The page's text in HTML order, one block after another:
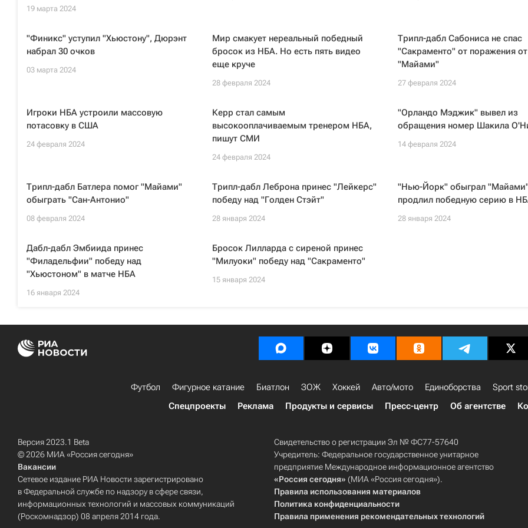
19 марта 2024
"Финикс" уступил "Хьюстону", Дюрэнт
набрал 30 очков
03 марта 2024
Мир смакует нереальный победный
бросок из НБА. Но есть пять видео
еще круче
28 февраля 2024
Трипл-дабл Сабониса не спас
"Сакраменто" от поражения от
"Майами"
27 февраля 2024
Игроки НБА устроили массовую
потасовку в США
24 февраля 2024
Керр стал самым
высокооплачиваемым тренером НБА,
пишут СМИ
24 февраля 2024
"Орландо Мэджик" вывел из
обращения номер Шакила
14 февраля 2024
Трипл-дабл Батлера помог "Майами"
обыграть "Сан-Антонио"
08 февраля 2024
Трипл-дабл Леброна принес "Лейкерс"
победу над "Голден Стэйт"
28 января 2024
"Нью-Йорк" обыграл
продлил победную серию в
28 января 2024
Дабл-дабл Эмбиида принес
"Филадельфии" победу над
"Хьюстоном" в матче НБА
16 января 2024
Бросок Лилларда с сиреной принес
"Милуоки" победу над "Сакраменто"
15 января 2024
Футбол Фигурное катание Биатлон ЗОЖ Хоккей Авто/мото Единоборства Sport
Спецпроекты
Реклама Продукты и сервисы Пресс-центр Об агентстве
Версия 2023.1 Beta
© 2026 МИА «Россия сегодня»
Вакансии
Сетевое издание РИА Новости зарегистрировано
в Федеральной службе по надзору в сфере связи,
информационных технологий и массовых коммуникаций
(Роскомнадзор) 08 апреля 2014 года.
Свидетельство о регистрации Эл № ФС77-57640
Учредитель: Федеральное государственное унитарное
предприятие Международное информационное агентство
«Россия сегодня» (МИА «Россия сегодня»).
Правила использования материалов
Политика конфиденциальности
Правила применения рекомендательных технологий